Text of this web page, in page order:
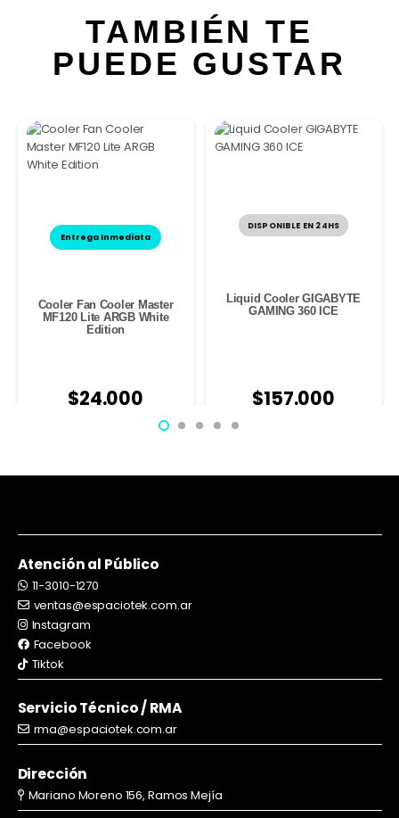
TAMBIÉN TE
PUEDE GUSTAR
Entrega Inmediata
Cooler Fan Cooler Master
MF120 Lite ARGB White
Edition
$24.000
DISPONIBLE EN 24HS
Liquid Cooler GIGABYTE
GAMING 360 ICE
$157.000
Atención al Público
11-3010-1270
ventas@espaciotek.com.ar
Instagram
Facebook
Tiktok
Servicio Técnico / RMA
rma@espaciotek.com.ar
Dirección
Mariano Moreno 156, Ramos Mejía